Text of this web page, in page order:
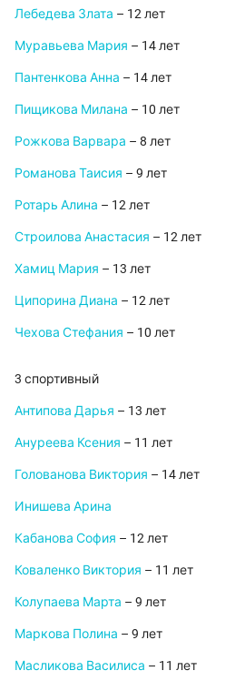
Лебедева Злата – 12 лет
Муравьева Мария – 14 лет
Пантенкова Анна – 14 лет
Пищикова Милана – 10 лет
Рожкова Варвара – 8 лет
Романова Таисия – 9 лет
Ротарь Алина – 12 лет
Строилова Анастасия – 12 лет
Хамиц Мария – 13 лет
Ципорина Диана – 12 лет
Чехова Стефания – 10 лет
3 спортивный
Антипова Дарья – 13 лет
Ануреева Ксения – 11 лет
Голованова Виктория – 14 лет
Инишева Арина
Кабанова София – 12 лет
Коваленко Виктория – 11 лет
Колупаева Марта – 9 лет
Маркова Полина – 9 лет
Масликова Василиса – 11 лет